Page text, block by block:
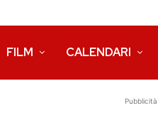
FILM CALENDARI
Pubblicità